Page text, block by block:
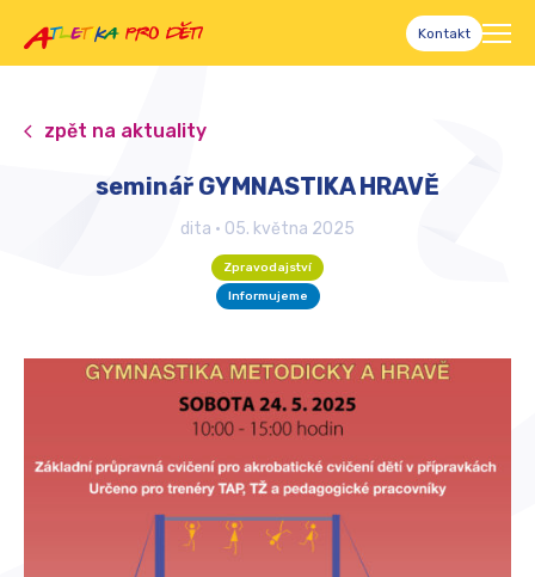
Kontakt
zpět na aktuality
seminář GYMNASTIKA HRAVĚ
dita • 05. května 2025
Zpravodajství
Informujeme